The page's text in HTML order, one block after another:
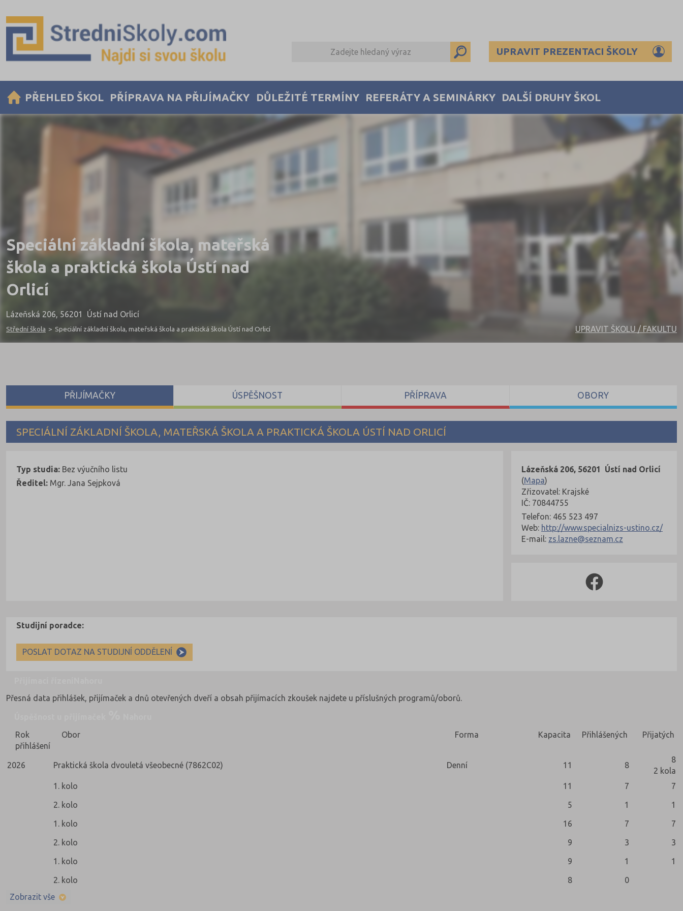
UPRAVIT PREZENTACI ŠKOLY
PŘEHLED ŠKOL PŘÍPRAVA NA PŘIJÍMAČKY DŮLEŽITÉ TERMÍNY REFERÁTY A SEMINÁRKY DALŠÍ DRUHY ŠKOL
Speciální základní škola, mateřská
škola a praktická škola Ústí nad
Orlicí
Lázeňská 206, 56201 Ústí nad Orlicí
Střední škola > Speciální základní škola, mateřská škola a praktická škola Ústí nad Orlicí UPRAVIT ŠKOLU / FAKULTU
SPECIÁLNÍ ZÁKLADNÍ ŠKOLA, MATEŘSKÁ ŠKOLA A PRAKTICKÁ ŠKOLA ÚSTÍ NAD ORLICÍ
Lázeňská 206, 56201 Ústí nad Orlicí
(Mapa)
Zřizovatel: Krajské
IČ: 70844755
Telefon: 465 523 497
Web: http://www.specialnizs-ustino.cz/
E-mail: zs.lazne@seznam.cz
Typ studia: Bez výučního listu
Ředitel: Mgr. Jana Sejpková
Studijní poradce:
POSLAT DOTAZ NA STUDIJNÍ ODDĚLENÍ
PŘIJÍMAČKY ÚSPĚŠNOST PŘÍPRAVA OBORY
Přesná data přihlášek, přijímaček a dnů otevřených dveří a obsah přijímacích zkoušek najdete u příslušných programů/oborů.
Rok
přihlášení
Obor Forma Kapacita Přihlášených Přijatých
2026 Praktická škola dvouletá všeobecné (7862C02) Denní 11 8
8
2 kola
1. kolo
11 7 7
2. kolo 5 1 1
1. kolo 16 7 7
2. kolo 9 3 3
1. kolo 9 1 1
2. kolo 8
0
Zobrazit vše